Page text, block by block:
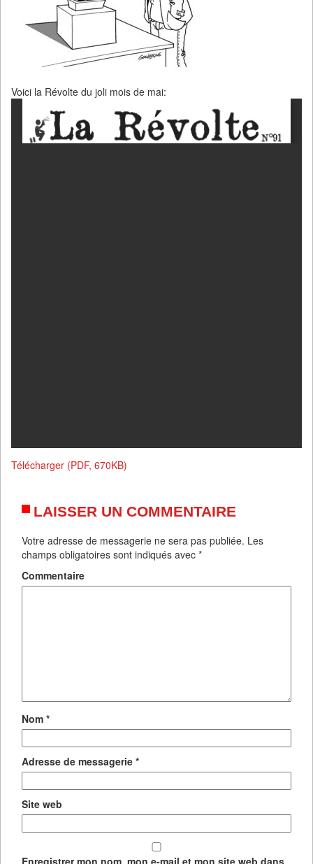
Voici la Révolte du joli mois de mai:
Télécharger (PDF, 670KB)
LAISSER UN COMMENTAIRE
Votre adresse de messagerie ne sera pas publiée. Les
champs obligatoires sont indiqués avec *
Commentaire
Nom *
Adresse de messagerie *
Site web
Enregistrer mon nom, mon e-mail et mon site web dans